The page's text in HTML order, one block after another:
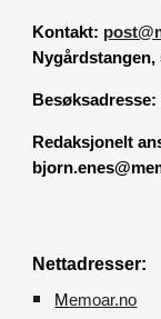
Kontakt:
Nygårdstangen,
Besøksadresse:
Redaksjonelt
Nettadresser:
Memoar.no